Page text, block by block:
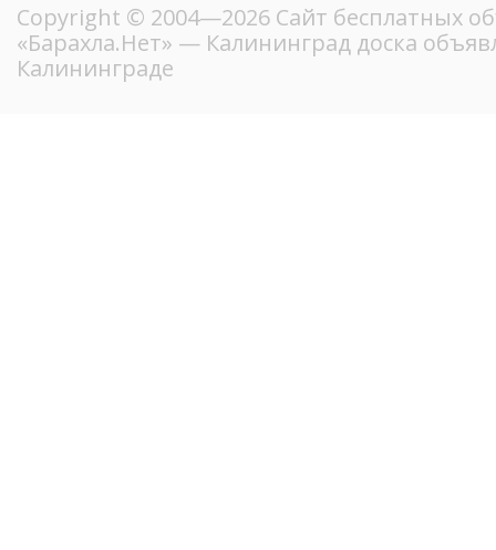
Copyright © 2004—2026 Сайт бесплатных
«Барахла.Нет» — Калининград доска
Калининграде